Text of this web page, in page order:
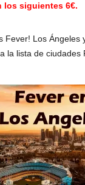
los siguientes 6€.
Fever! Los Ángeles
la lista de ciudades